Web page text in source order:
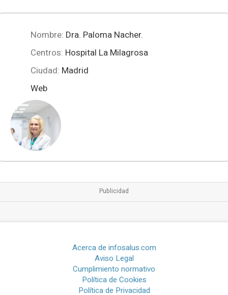
Nombre: Dra. Paloma Nacher.
Centros: Hospital La Milagrosa
Ciudad: Madrid
Web
Acerca de infosalus.com
Aviso Legal
Cumplimiento normativo
Política de Cookies
Política de Privacidad